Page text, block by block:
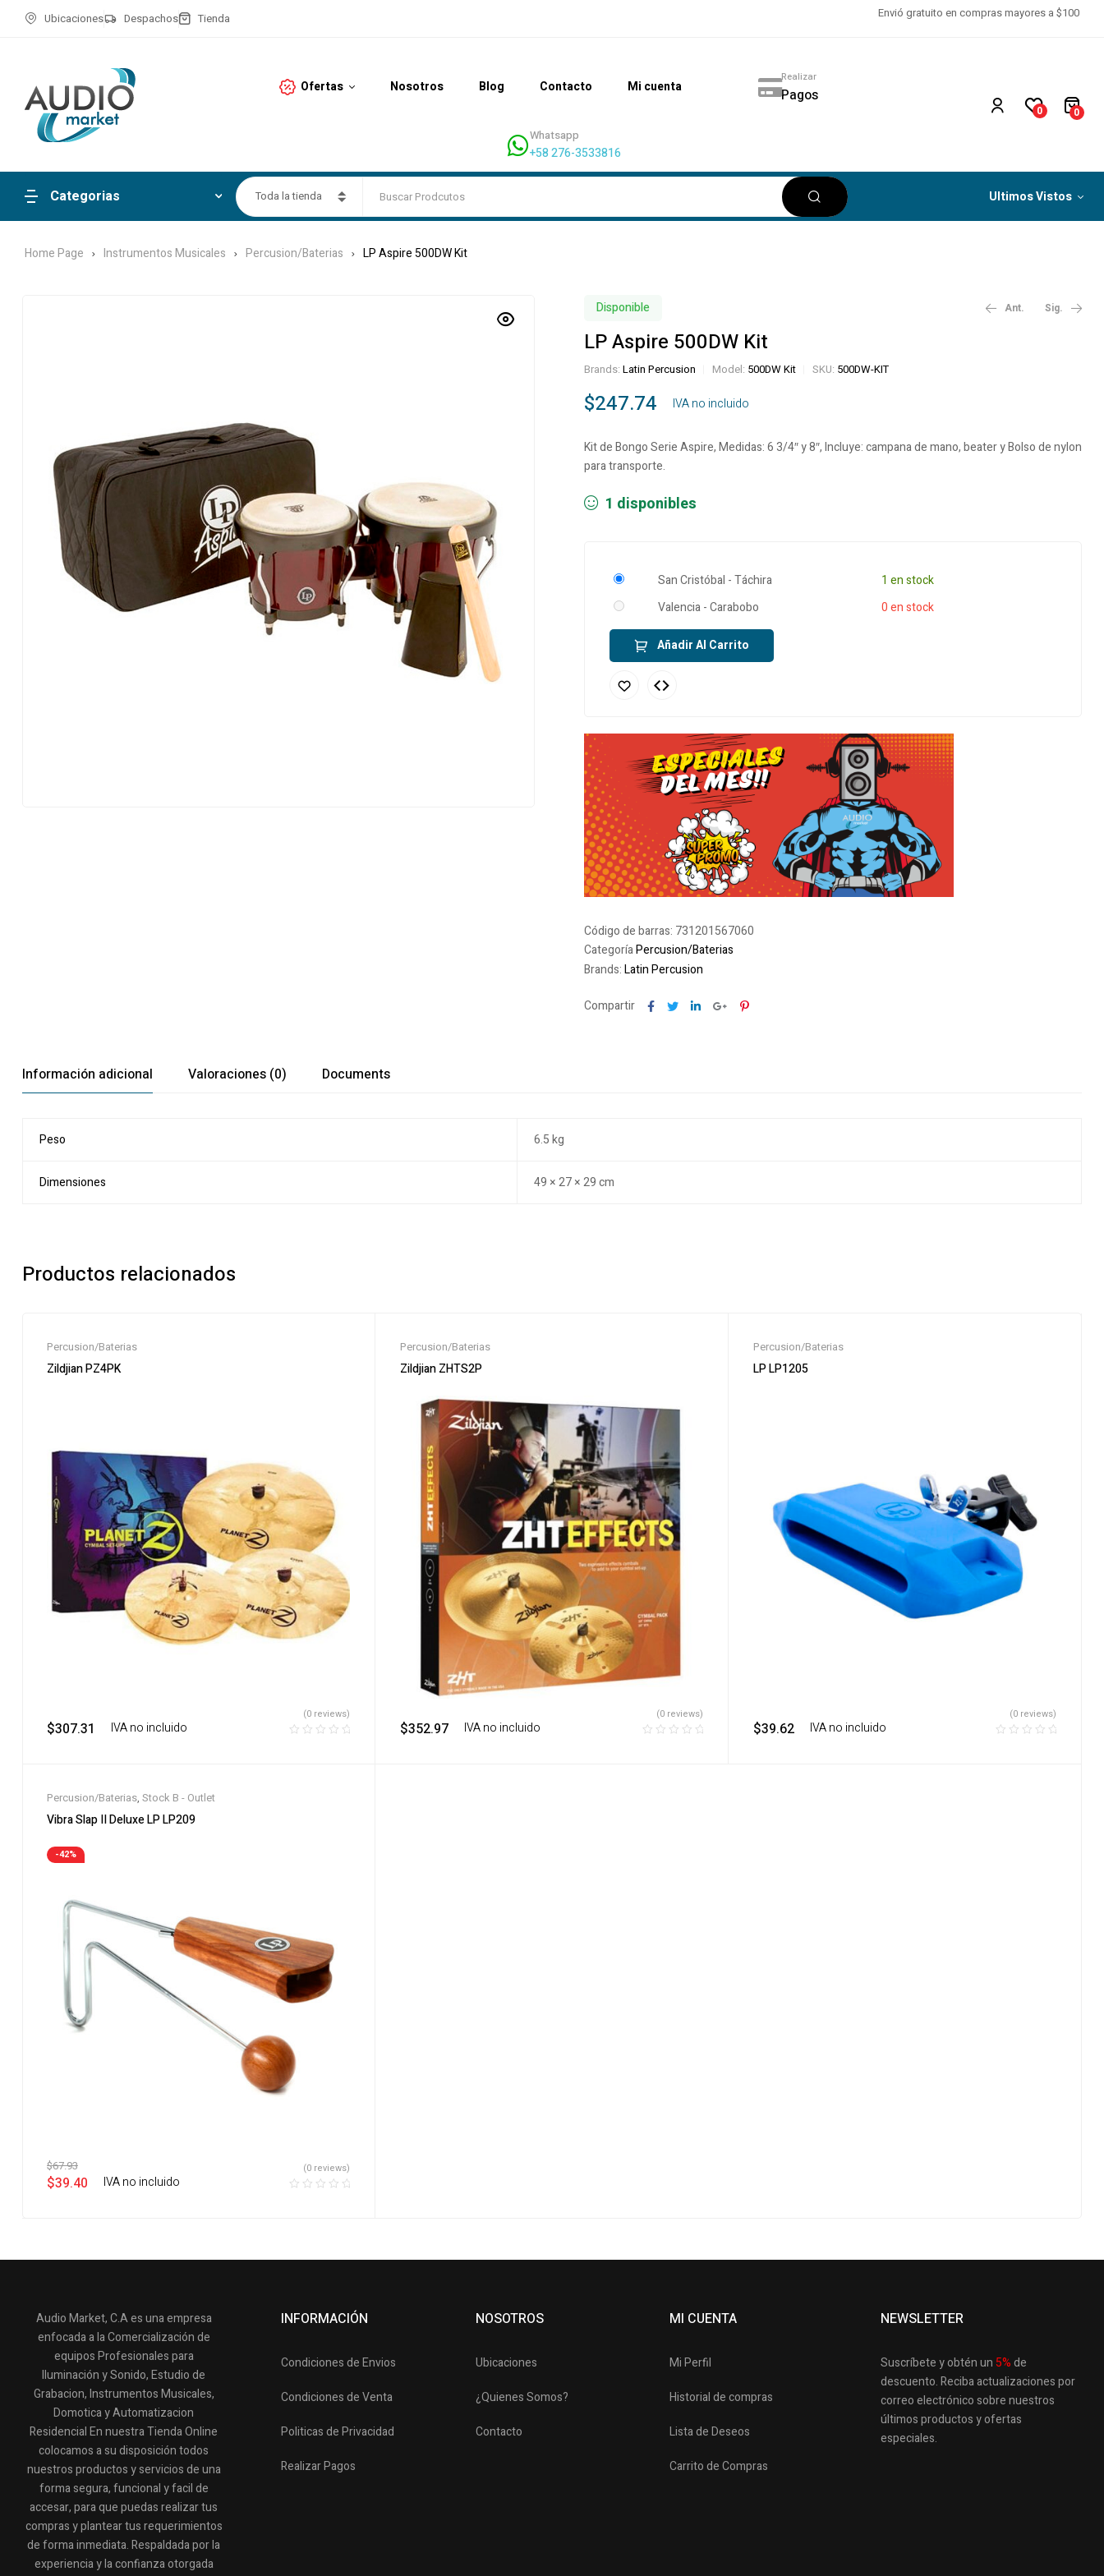
Ubicaciones Despachos Tienda Envió gratuito en compras mayores a $100
Ofertas Nosotros Blog Contacto Mi cuenta
Realizar
Pagos
Whatsapp
+58 276-3533816
0 0
Categorias Toda la tienda Ultimos Vistos
Home Page Instrumentos Musicales Percusion/Baterias LP Aspire 500DW Kit
Disponible Ant. Sig.
LP Aspire 500DW Kit
Brands: Latin Percusion Model: 500DW Kit SKU: 500DW-KIT
$247.74 ‎ ‎ ‎ IVA no incluido
Kit de Bongo Serie Aspire, Medidas: 6 3/4″ y 8″, Incluye: campana de mano, beater y Bolso de nylon
para transporte.
1 disponibles
San Cristóbal - Táchira
1 en stock
Valencia - Carabobo
0 en stock
Añadir Al Carrito
Código de barras: 731201567060
CategoríaPercusion/Baterias
Brands:Latin Percusion
Compartir Facebook
TwitterLinkedinGoogle+Pinterest
Información adicional Valoraciones (0) Documents
Peso 6.5 kg
Dimensiones 49 × 27 × 29 cm
Productos relacionados
Percusion/Baterias
Zildjian PZ4PK
$307.31 ‎ ‎ ‎ IVA no incluido
(0 reviews)
Percusion/Baterias
Zildjian ZHTS2P
$352.97 ‎ ‎ ‎ IVA no incluido
(0 reviews)
Percusion/Baterias
LP LP1205
$39.62 ‎ ‎ ‎ IVA no incluido
(0 reviews)
Percusion/Baterias, Stock B - Outlet
Vibra Slap II Deluxe LP LP209
-42%
$67.93
$39.40 ‎ ‎ ‎ IVA no incluido
(0 reviews)
Audio Market, C.A es una empresa
enfocada a la Comercialización de
equipos Profesionales para
Iluminación y Sonido, Estudio de
Grabacion, Instrumentos Musicales,
Domotica y Automatizacion
Residencial En nuestra Tienda Online
colocamos a su disposición todos
nuestros productos y servicios de una
forma segura, funcional y facil de
accesar, para que puedas realizar tus
compras y plantear tus requerimientos
de forma inmediata. Respaldada por la
experiencia y la confianza otorgada
INFORMACIÓN
Condiciones de Envios
Condiciones de Venta
Politicas de Privacidad
Realizar Pagos
NOSOTROS
Ubicaciones
¿Quienes Somos?
Contacto
MI CUENTA
Mi Perfil
Historial de compras
Lista de Deseos
Carrito de Compras
NEWSLETTER
Suscríbete y obtén un 5%de
descuento.Reciba actualizaciones por
correo electrónico sobre nuestros
últimos productosy ofertas
especiales.